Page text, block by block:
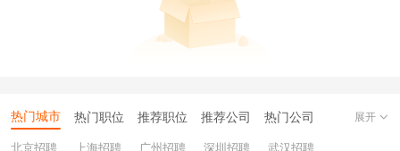
热门城市 热门职位 推荐职位 推荐公司 热门公司
北京招聘 上海招聘 广州招聘 深圳招聘
武汉招聘
展开